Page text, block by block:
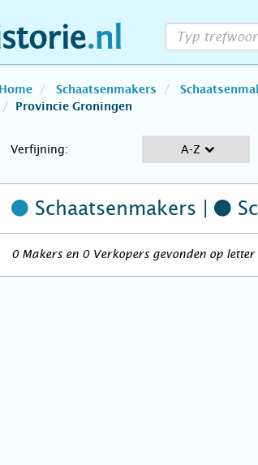
Home Schaatsenmakers
Provincie Groningen
Verfijning: A-Z
Schaatsenmakers |
0 Makers en 0 Verkopers gevonden op